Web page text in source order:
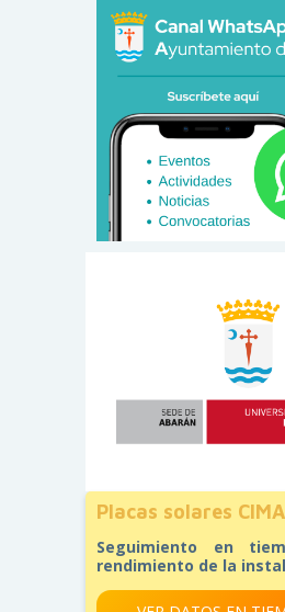
Placas solares CIMA
Seguimiento en
rendimiento de la